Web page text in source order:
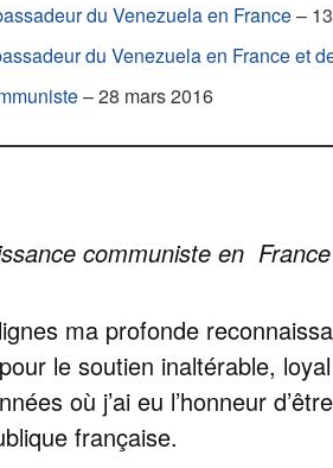
du Venezuela en France–
du Venezuela en France et
– 28 mars 2016
communiste en
ma profonde
pour le soutien inaltérable,
où j’ai eu l’honneur
française.